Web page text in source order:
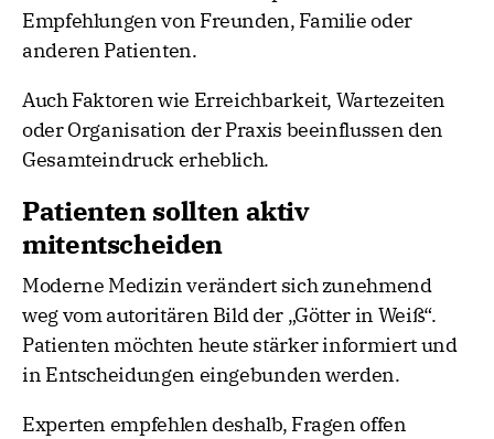
Empfehlungen von Freunden, Familie oder
anderen Patienten.
Auch Faktoren wie Erreichbarkeit, Wartezeiten
oder Organisation der Praxis beeinflussen den
Gesamteindruck erheblich.
Patienten sollten aktiv
mitentscheiden
Moderne Medizin verändert sich zunehmend
weg vom autoritären Bild der „Götter in Weiß“.
Patienten möchten heute stärker informiert und
in Entscheidungen eingebunden werden.
Experten empfehlen deshalb, Fragen offen